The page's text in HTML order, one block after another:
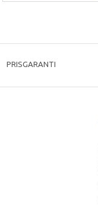
PRISGARANTI